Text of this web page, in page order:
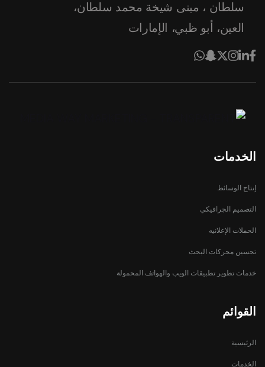
سلطان ، مبنى شيخة محمد سلطان،
العين، أبو ظبي، الإمارات
الخدمات
إنتاج الوسائط
التصميم الجرافيكي
الحملات الإعلانيه
تحسين محركات البحث
خدمات تطوير تطبيقات الويب والهواتف المحمولة
القوائم
الرئيسية
الخدمات